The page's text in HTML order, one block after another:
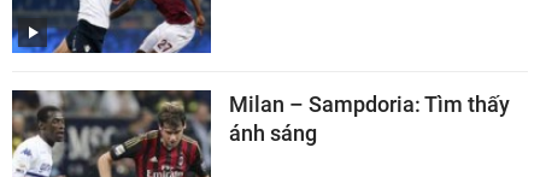
Milan – Sampdoria: Tìm thấy
ánh sáng